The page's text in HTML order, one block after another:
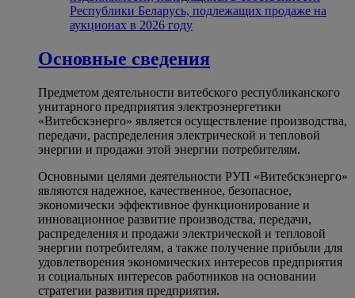
Республики Беларусь, подлежащих продаже на
аукционах в 2026 году
Основные сведения
Предметом деятельности витебского республиканского
унитарного предприятия электроэнергетики
«Витебскэнерго» является осуществление производства,
передачи, распределения электрической и тепловой
энергии и продажи этой энергии потребителям.
Основными целями деятельности РУП «Витебскэнерго»
являются надежное, качественное, безопасное,
экономически эффективное функционирование и
инновационное развитие производства, передачи,
распределения и продажи электрической и тепловой
энергии потребителям, а также получение прибыли для
удовлетворения экономических интересов предприятия
и социальных интересов работников на основании
стратегии развития предприятия.